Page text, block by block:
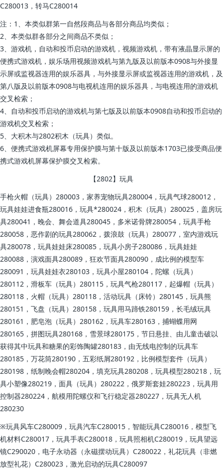
C280013，转马C280014
注：1、本类似群第一自然段商品与各部分商品均类似；
2、本类似群各部分之间商品不类似；
3、游戏机，自动和投币启动的游戏机，视频游戏机，带有液晶显示屏的
便携式游戏机，娱乐场用视频游戏机与第九版及以前版本0908与外接显
示屏或监视器连用的娱乐器具，与外接显示屏或监视器连用的游戏机，及
第八版及以前版本0908与电视机连用的娱乐器具，与电视连用的游戏机
交叉检索；
4、自动和投币启动的游戏机与第七版及以前版本0908自动和投币启动的
游戏机交叉检索；
5、大积木与2802积木（玩具）类似。
6、便携式游戏机屏幕专用保护膜与第十版及以前版本1703已接受商品便
携式游戏机屏幕保护膜交叉检索。
【2802】玩具
手枪火帽（玩具）280003，家养宠物玩具280004，玩具气球280012，
玩具娃娃进食瓶280016，玩具*280024，积木（玩具）280025，盖房玩
具280041，晚会、舞会道具280045，多米诺骨牌280054，玩具手枪
280058，恶作剧的玩具280062，拨浪鼓（玩具）280077，室内游戏玩
具280078，玩具娃娃床280085，玩具小房子280086，玩具娃娃
280088，演戏面具280089，狂欢节面具280090，成比例的模型车
280091，玩具娃娃衣280103，玩具小屋280104，陀螺（玩具）
280112，滑板车（玩具）280115，玩具气枪280117，起爆帽（玩具）
280118，火帽（玩具）280118，活动玩具（床铃）280145，玩具熊
280151，飞盘（玩具）280158，玩具用马蹄铁280159，长毛绒玩具
280161，肥皂泡（玩具）280162，玩具车280163，捕蝴蝶用网
280165，拼图玩具280168，雪景球280175，节日悬挂、由儿童击破以
获得其中玩具和糖果的彩饰陶罐280183，由无线电控制的玩具车
280185，万花筒280190，五彩纸屑280192，比例模型套件（玩具）
280198，纸制晚会帽280204，填充玩具280208，玩具模型280218，玩
具小塑像280219，面具（玩具）280222，俄罗斯套娃280223，玩具用
控制器280224，航模用陀螺仪和飞行稳定器280227，玩具无人机
280230
※玩具风车C280009，玩具汽车C280015，智能玩具C280016，模型飞
机材料C280017，玩具手表C280018，玩具照相机C280019，玩具望远
镜C290020，电子永动器（永磁摆动玩具）C280022，礼花玩具（非燃
放型礼花）C280023，激光启动的玩具C280097